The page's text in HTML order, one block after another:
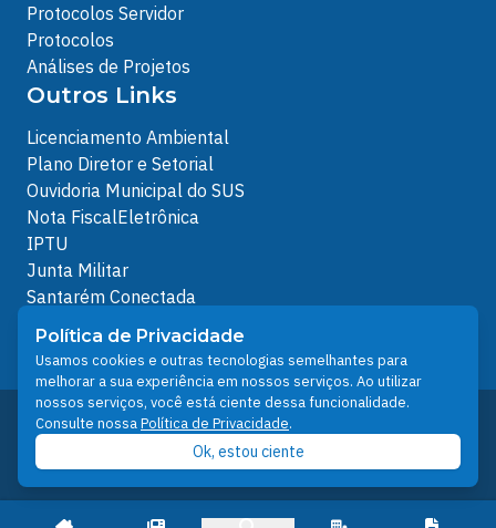
Protocolos Servidor
Protocolos
Análises de Projetos
Outros Links
Licenciamento Ambiental
Plano Diretor e Setorial
Ouvidoria Municipal do SUS
Nota FiscalEletrônica
IPTU
Junta Militar
Santarém Conectada
Política de Privacidade
People illustrations by Storyset
Desenvolvido pelo Núcleo Técnico de Gestão de
Tecnologia da Informação - NTI
Prefeitura de Santarém © 2026
Política de Privacidade
Usamos cookies e outras tecnologias semelhantes para
melhorar a sua experiência em nossos serviços. Ao utilizar
nossos serviços, você está ciente dessa funcionalidade.
Consulte nossaPolítica de Privacidade.
Ok, estou ciente